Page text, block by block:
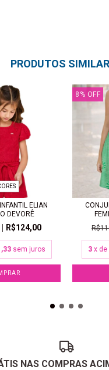
PRODUTOS
ELIAN
DEVORÊ
R$124,00
sem juros
8 % OFF
3 x de
NAS COMPRAS